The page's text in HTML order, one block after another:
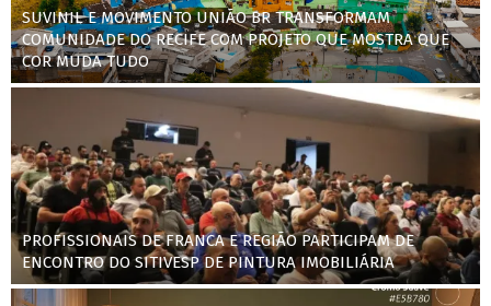
SUVINIL E MOVIMENTO UNIÃO BR TRANSFORMAM
COMUNIDADE DO RECIFE COM PROJETO QUE MOSTRA QUE
COR MUDA TUDO
PROFISSIONAIS DE FRANCA E REGIÃO PARTICIPAM DE
ENCONTRO DO SITIVESP DE PINTURA IMOBILIÁRIA